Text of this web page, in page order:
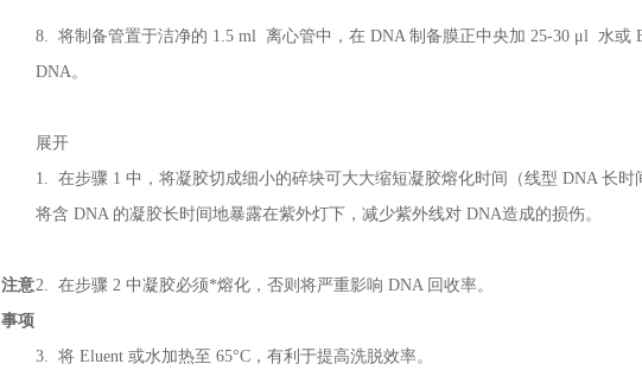
8. 将制备管置于洁净的 1.5 ml 离心管中，在 DNA 制备膜正中央加 25-30 μl 水或
DNA。
展开
注意
事项
1. 在步骤 1 中，将凝胶切成细小的碎块可大大缩短凝胶熔化时间（线型 DNA 长
将含 DNA 的凝胶长时间地暴露在紫外灯下，减少紫外线对 DNA造成的损伤。
2. 在步骤 2 中凝胶必须*熔化，否则将严重影响 DNA 回收率。
3. 将 Eluent 或水加热至 65°C，有利于提高洗脱效率。